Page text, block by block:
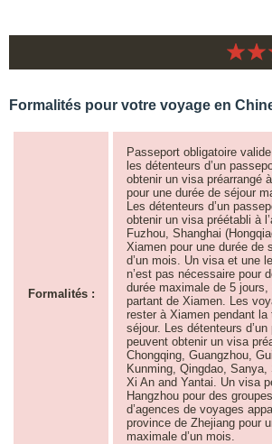
Formalités pour votre voyage en
Formalités :
Passeport obligatoire
les détenteurs d’un
obtenir un visa préarrangé
pour une durée de séjour
Les détenteurs d’un
obtenir un visa préétabli à
Fuzhou, Shanghai
Xiamen pour une durée de
d’un mois. Un visa et une
n’est pas nécessaire pour
durée maximale de 5
partant de Xiamen. Les
rester à Xiamen pendant la
séjour. Les détenteurs
peuvent obtenir un visa
Chongqing, Guangzhou,
Kunming, Qingdao, Sanya,
Xi An and Yantai. Un visa
Hangzhou pour des
d’agences de voyages
province de Zhejiang pour
maximale d’un mois.